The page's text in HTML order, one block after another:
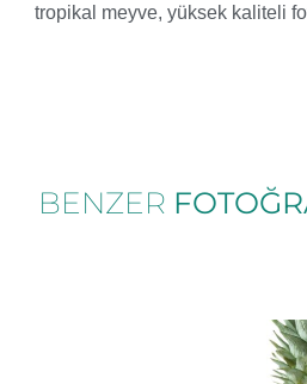
tropikal meyve, yüksek kaliteli
BENZER